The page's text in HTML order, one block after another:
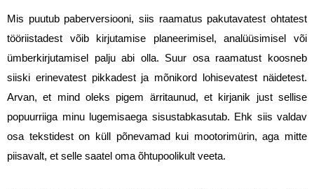
Mis puutub paberversiooni, siis raamatus pakutavatest ohtatest
tööriistadest võib kirjutamise planeerimisel, analüüsimisel või
ümberkirjutamisel palju abi olla. Suur osa raamatust koosneb
siiski erinevatest pikkadest ja mõnikord lohisevatest näidetest.
Arvan, et mind oleks pigem ärritaunud, et kirjanik just sellise
popuurriiga minu lugemisaega sisustabkasutab. Ehk siis valdav
osa tekstidest on küll põnevamad kui mootorimürin, aga mitte
piisavalt, et selle saatel oma õhtupoolikult veeta.